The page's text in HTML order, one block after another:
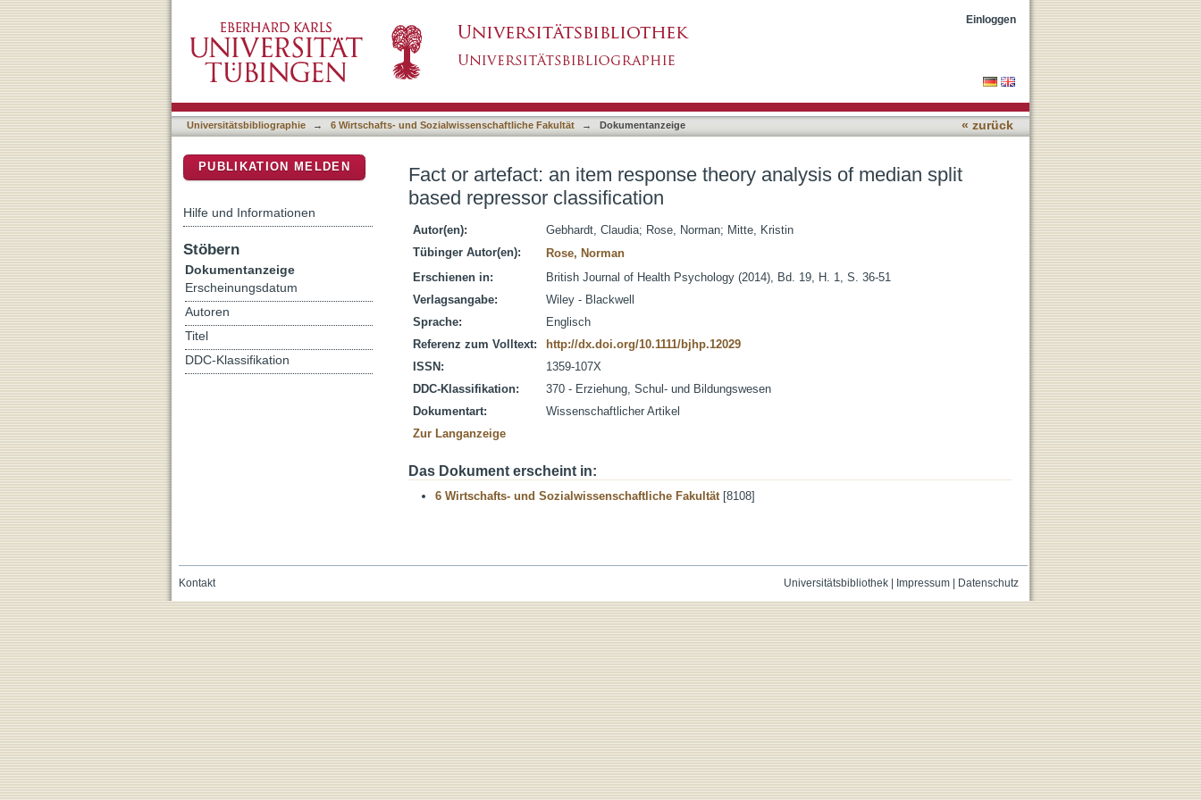
Fact or artefact: an item response theory analysis of median split based repressor classificationEinloggen
Universitätsbibliographie → 6 Wirtschafts- und Sozialwissenschaftliche Fakultät → Dokumentanzeige « zurück
Fact or artefact: an item response theory analysis of median split
based repressor classification
Autor(en): Gebhardt, Claudia; Rose, Norman; Mitte, Kristin
Tübinger Autor(en):
Rose, Norman
Erschienen in:
British Journal of Health Psychology (2014), Bd. 19, H. 1, S. 36-51
Verlagsangabe:
Wiley - Blackwell
Sprache:
Englisch
Referenz zum Volltext:
http://dx.doi.org/10.1111/bjhp.12029
ISSN:
1359-107X
DDC-Klassifikation:
370 - Erziehung, Schul- und Bildungswesen
Dokumentart:
Wissenschaftlicher Artikel
Zur Langanzeige
Das Dokument erscheint in:
6 Wirtschafts- und Sozialwissenschaftliche Fakultät[8108]
PUBLIKATION MELDEN
Hilfe und Informationen
Stöbern
Dokumentanzeige
Erscheinungsdatum
Autoren
Titel
DDC-Klassifikation
Universitätsbibliothek| Impressum| Datenschutz
Kontakt